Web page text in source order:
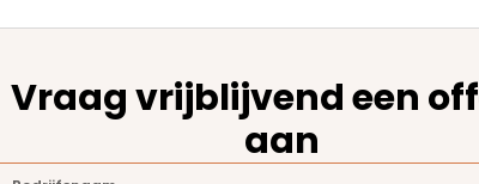
Vraag vrijblijvend een
aan